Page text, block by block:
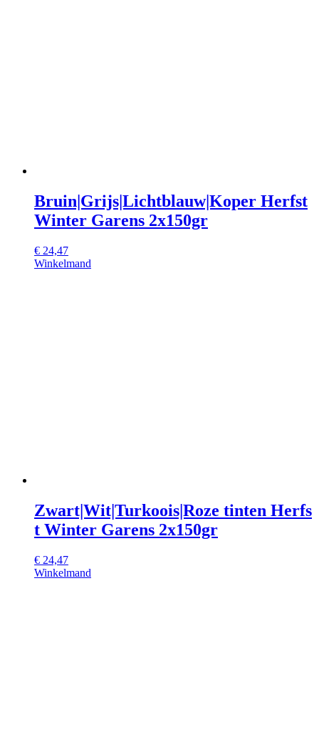
Bruin|Grijs|Lichtblauw|Koper Herfst
Winter Garens 2x150gr
€ 24,47
Winkelmand
Zwart|Wit|Turkoois|Roze tinten Herfs
t Winter Garens 2x150gr
€ 24,47
Winkelmand